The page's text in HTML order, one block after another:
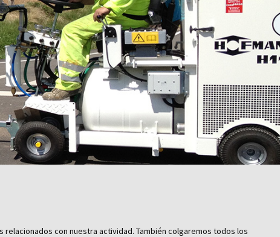
con nuestra actividad. También colgaremos todos los